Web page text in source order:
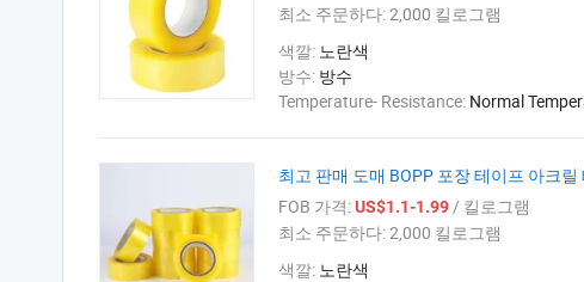
최소 주문하다:2,000 킬로그램
색깔: 노란색
방수: 방수
Temperature- Resistance: Normal
최고 판매 도매 BOPP 포장 테이프 아크
FOB 가격:US$1.1-1.99/ 킬로그램
최소 주문하다:2,000 킬로그램
색깔: 노란색